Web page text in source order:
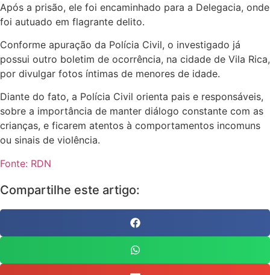
Após a prisão, ele foi encaminhado para a Delegacia, onde
foi autuado em flagrante delito.
Conforme apuração da Polícia Civil, o investigado já
possui outro boletim de ocorrência, na cidade de Vila Rica,
por divulgar fotos íntimas de menores de idade.
Diante do fato, a Polícia Civil orienta pais e responsáveis,
sobre a importância de manter diálogo constante com as
crianças, e ficarem atentos à comportamentos incomuns
ou sinais de violência.
Fonte: RDN
Compartilhe este artigo: